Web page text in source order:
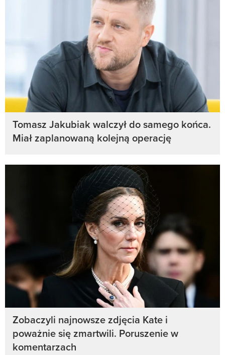
Tomasz Jakubiak walczył do samego końca.
Miał zaplanowaną kolejną operację
Zobaczyli najnowsze zdjęcia Kate i
poważnie się zmartwili. Poruszenie w
komentarzach